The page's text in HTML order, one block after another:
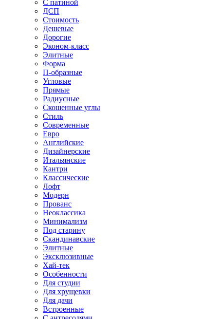
С патиной
ДСП
Стоимость
Дешевые
Дорогие
Эконом-класс
Элитные
Форма
П-образные
Угловые
Прямые
Радиусные
Скошенные углы
Стиль
Современные
Евро
Английские
Дизайнерские
Итальянские
Кантри
Классические
Лофт
Модерн
Прованс
Неоклассика
Минимализм
Под старину
Скандинавские
Элитные
Эксклюзивные
Хай-тек
Особенности
Для студии
Для хрущевки
Для дачи
Встроенные